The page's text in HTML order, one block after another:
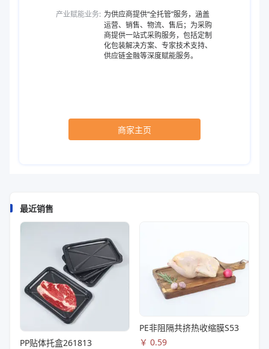
产业赋能业务: 为供应商提供“全托管”服务，涵盖
运营、销售、物流、售后；为采购
商提供一站式采购服务，包括定制
化包装解决方案、专家技术支持、
供应链金融等深度赋能服务。
商家主页
最近销售
PP贴体托盒261813
PE非阻隔共挤热收缩膜S53
￥ 0.59